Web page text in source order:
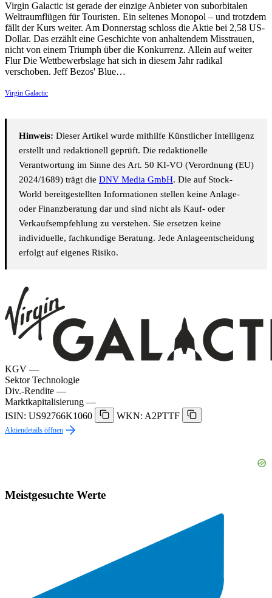
Virgin Galactic ist gerade der einzige Anbieter von suborbitalen
Weltraumflügen für Touristen. Ein seltenes Monopol – und trotzdem
fällt der Kurs weiter. Am Donnerstag schloss die Aktie bei 2,58 US-
Dollar. Das erzählt eine Geschichte von anhaltendem Misstrauen,
nicht von einem Triumph über die Konkurrenz. Allein auf weiter
Flur Die Wettbewerbslage hat sich in diesem Jahr radikal
verschoben. Jeff Bezos' Blue…
Virgin Galactic
Hinweis: Dieser Artikel wurde mithilfe Künstlicher Intelligenz
erstellt und redaktionell geprüft. Die redaktionelle
Verantwortung im Sinne des Art. 50 KI-VO (Verordnung (EU)
2024/1689) trägt die DNV Media GmbH. Die auf Stock-
World bereitgestellten Informationen stellen keine Anlage-
oder Finanzberatung dar und sind nicht als Kauf- oder
Verkaufsempfehlung zu verstehen. Sie ersetzen keine
individuelle, fachkundige Beratung. Jede Anlageentscheidung
erfolgt auf eigenes Risiko.
KGV —
Sektor Technologie
Div.-Rendite —
Marktkapitalisierung —
ISIN: US92766K1060
WKN: A2PTTF
Aktiendetails öffnen
Meistgesuchte Werte